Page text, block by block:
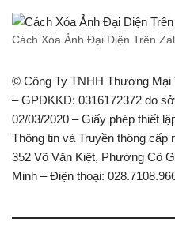
Cách Xóa Ảnh Đại Diện Trên
© Công Ty TNHH Thương Mại
– GPĐKKD: 0316172372 do
02/03/2020 – Giấy phép thiết
Thông tin và Truyền thông cấp
352 Võ Văn Kiệt, Phường Cô
Minh – Điện thoại: